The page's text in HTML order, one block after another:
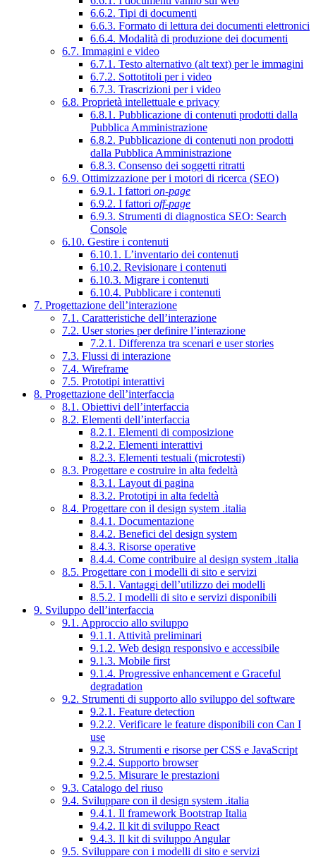
6.6.2. Tipi di documenti
6.6.3. Formato di lettura dei documenti elettronici
6.6.4. Modalità di produzione dei documenti
6.7. Immagini e video
6.7.1. Testo alternativo (alt text) per le immagini
6.7.2. Sottotitoli per i video
6.7.3. Trascrizioni per i video
6.8. Proprietà intellettuale e privacy
6.8.1. Pubblicazione di contenuti prodotti dalla
Pubblica Amministrazione
6.8.2. Pubblicazione di contenuti non prodotti
dalla Pubblica Amministrazione
6.8.3. Consenso dei soggetti ritratti
6.9. Ottimizzazione per i motori di ricerca (SEO)
6.9.1. I fattori on-page
6.9.2. I fattori off-page
6.9.3. Strumenti di diagnostica SEO: Search
Console
6.10. Gestire i contenuti
6.10.1. L’inventario dei contenuti
6.10.2. Revisionare i contenuti
6.10.3. Migrare i contenuti
6.10.4. Pubblicare i contenuti
7. Progettazione dell’interazione
7.1. Caratteristiche dell’interazione
7.2. User stories per definire l’interazione
7.2.1. Differenza tra scenari e user stories
7.3. Flussi di interazione
7.4. Wireframe
7.5. Prototipi interattivi
8. Progettazione dell’interfaccia
8.1. Obiettivi dell’interfaccia
8.2. Elementi dell’interfaccia
8.2.1. Elementi di composizione
8.2.2. Elementi interattivi
8.2.3. Elementi testuali (microtesti)
8.3. Progettare e costruire in alta fedeltà
8.3.1. Layout di pagina
8.3.2. Prototipi in alta fedeltà
8.4. Progettare con il design system .italia
8.4.1. Documentazione
8.4.2. Benefici del design system
8.4.3. Risorse operative
8.4.4. Come contribuire al design system .italia
8.5. Progettare con i modelli di sito e servizi
8.5.1. Vantaggi dell’utilizzo dei modelli
8.5.2. I modelli di sito e servizi disponibili
9. Sviluppo dell’interfaccia
9.1. Approccio allo sviluppo
9.1.1. Attività preliminari
9.1.2. Web design responsivo e accessibile
9.1.3. Mobile first
9.1.4. Progressive enhancement e Graceful
degradation
9.2. Strumenti di supporto allo sviluppo del software
9.2.1. Feature detection
9.2.2. Verificare le feature disponibili con Can I
use
9.2.3. Strumenti e risorse per CSS e JavaScript
9.2.4. Supporto browser
9.2.5. Misurare le prestazioni
9.3. Catalogo del riuso
9.4. Sviluppare con il design system .italia
9.4.1. Il framework Bootstrap Italia
9.4.2. Il kit di sviluppo React
9.4.3. Il kit di sviluppo Angular
9.5. Sviluppare con i modelli di sito e servizi